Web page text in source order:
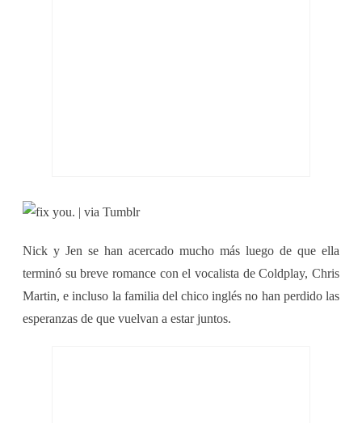
Nick y Jen se han acercado mucho más luego de que ella
terminó su breve romance con el vocalista de Coldplay, Chris
Martin, e incluso la familia del chico inglés no han perdido las
esperanzas de que vuelvan a estar juntos.